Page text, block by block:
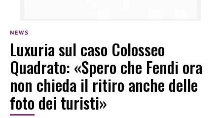
NEWS
Luxuria sul caso Colosseo
Quadrato: «Spero che Fendi ora
non chieda il ritiro anche delle
foto dei turisti»